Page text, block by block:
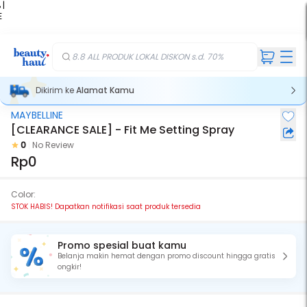
|
8.8 ALL PRODUK LOKAL DISKON s.d. 70%
Dikirim keAlamat Kamu
Stok Habis
MAYBELLINE
[CLEARANCE SALE] - Fit Me Setting Spray
0 No Review
Rp0
Color:
STOK HABIS! Dapatkan notifikasi saat produk tersedia
Promo spesial buat kamu
Belanja makin hemat dengan promo discount hingga gratis
ongkir!